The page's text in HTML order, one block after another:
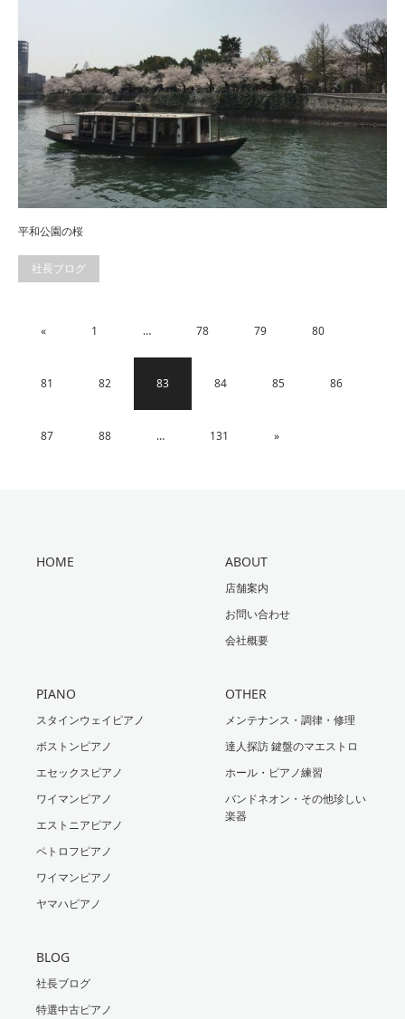
平和公園の桜
社長ブログ
« 1 … 78 79 80
81 82 83 84 85 86
87 88 … 131 »
HOME ABOUT
店舗案内
お問い合わせ
会社概要
PIANO
スタインウェイピアノ
ボストンピアノ
エセックスピアノ
ワイマンピアノ
エストニアピアノ
ペトロフピアノ
ワイマンピアノ
ヤマハピアノ
OTHER
メンテナンス・調律・修理
達人探訪 鍵盤のマエストロ
ホール・ピアノ練習
バンドネオン・その他珍しい
楽器
BLOG
社長ブログ
特選中古ピアノ